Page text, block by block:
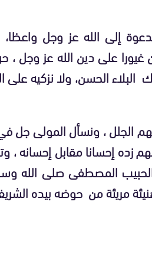
إلى الله عز وجل واعظا،
على دين الله عز وجل ،
الحسن، ولا نزكيه على
الجلل ، ونسأل المولى جل
إحسانا مقابل إحسانه ،
الحبيب المصطفى صلى الله
مريئة من حوضه بيده